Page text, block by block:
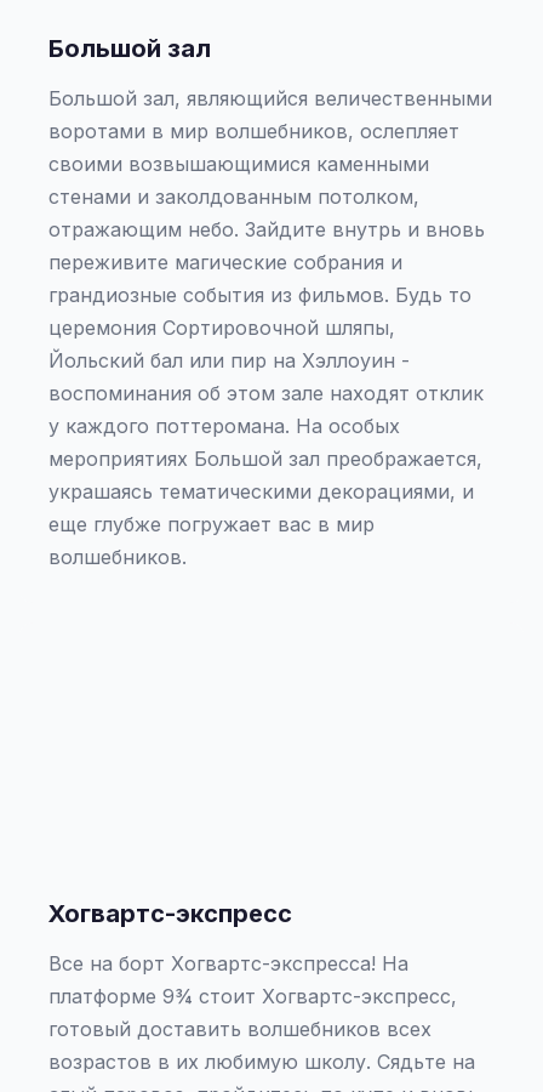
Большой зал
Большой зал, являющийся величественными
воротами в мир волшебников, ослепляет
своими возвышающимися каменными
стенами и заколдованным потолком,
отражающим небо. Зайдите внутрь и вновь
переживите магические собрания и
грандиозные события из фильмов. Будь то
церемония Сортировочной шляпы,
Йольский бал или пир на Хэллоуин -
воспоминания об этом зале находят отклик
у каждого поттеромана. На особых
мероприятиях Большой зал преображается,
украшаясь тематическими декорациями, и
еще глубже погружает вас в мир
волшебников.
Хогвартс-экспресс
Все на борт Хогвартс-экспресса! На
платформе 9¾ стоит Хогвартс-экспресс,
готовый доставить волшебников всех
возрастов в их любимую школу. Сядьте на